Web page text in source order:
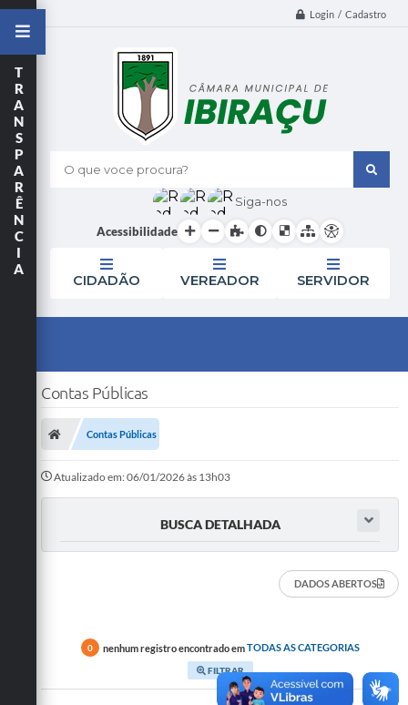
Login / Cadastro
O que voce procura?
Siga-nos
Acessibilidade
CIDADÃO VEREADOR SERVIDOR
T
R
A
N
S
P
A
R
Ê
N
C
I
A
Contas Públicas
Contas Públicas
Atualizado em: 06/01/2026 às 13h03
BUSCA DETALHADA
DADOS ABERTOS
0 nenhum registro encontrado emTODAS AS CATEGORIAS
FILTRAR